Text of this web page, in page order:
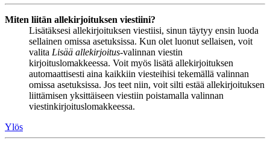
Miten liitän allekirjoituksen viestiini?
Lisätäksesi allekirjoituksen viestiisi, sinun täytyy ensin luoda
sellainen omissa asetuksissa. Kun olet luonut sellaisen, voit
valita Lisää allekirjoitus-valinnan viestin
kirjoituslomakkeessa. Voit myös lisätä allekirjoituksen
automaattisesti aina kaikkiin viesteihisi tekemällä valinnan
omissa asetuksissa. Jos teet niin, voit silti estää allekirjoituksen
liittämisen yksittäiseen viestiin poistamalla valinnan
viestinkirjoituslomakkeessa.
Ylös